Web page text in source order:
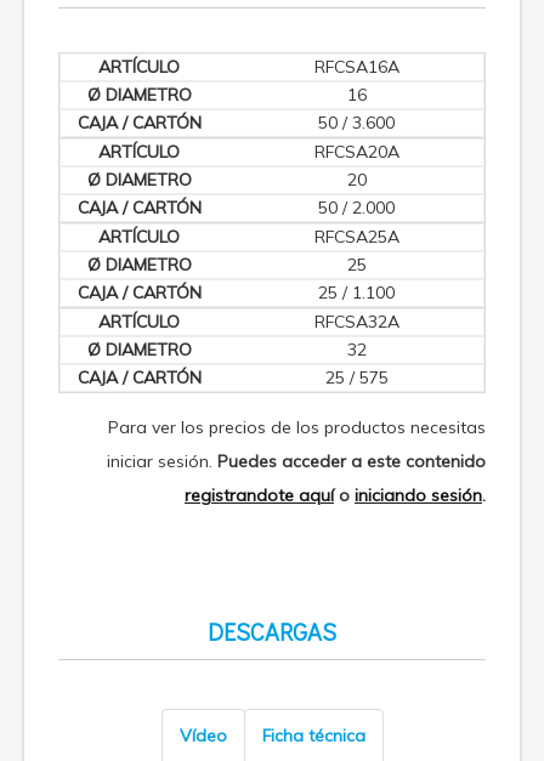
RFCSA16A
16
50 / 3.600
RFCSA20A
20
50 / 2.000
RFCSA25A
25
25 / 1.100
RFCSA32A
32
25 / 575
Para ver los precios de los productos necesitas
iniciar sesión. Puedes acceder a este contenido
registrandote aquío iniciando sesión.
DESCARGAS
Vídeo Ficha técnica